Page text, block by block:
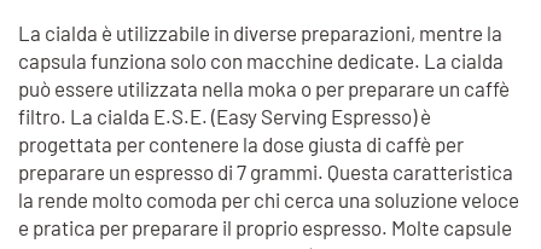
La cialda è utilizzabile in diverse preparazioni, mentre la
capsula funziona solo con macchine dedicate. La cialda
può essere utilizzata nella moka o per preparare un caffè
filtro. La cialda E.S.E. (Easy Serving Espresso) è
progettata per contenere la dose giusta di caffè per
preparare un espresso di 7 grammi. Questa caratteristica
la rende molto comoda per chi cerca una soluzione veloce
e pratica per preparare il proprio espresso. Molte capsule